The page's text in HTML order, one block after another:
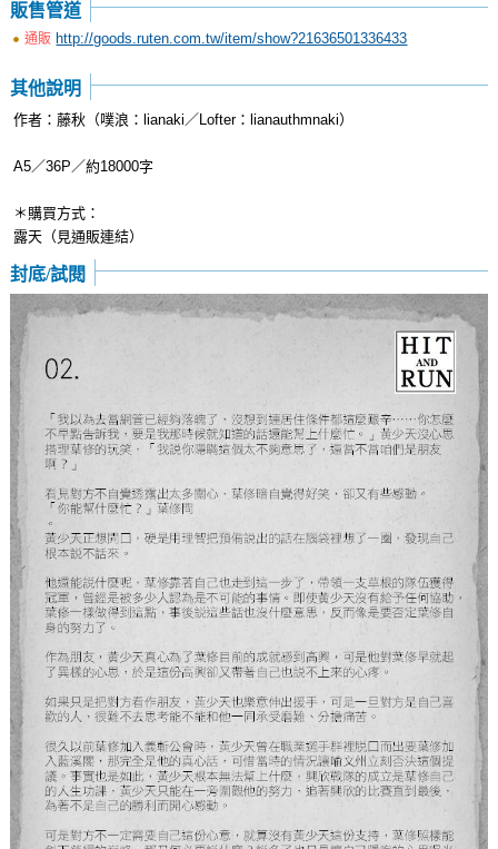
販售管道
通販 http://goods.ruten.com.tw/item/show?21636501336433
其他說明
作者：藤秋（噗浪：lianaki／Lofter：lianauthmnaki）
A5／36P／約18000字
＊購買方式：
露天（見通販連結）
封底/試閱